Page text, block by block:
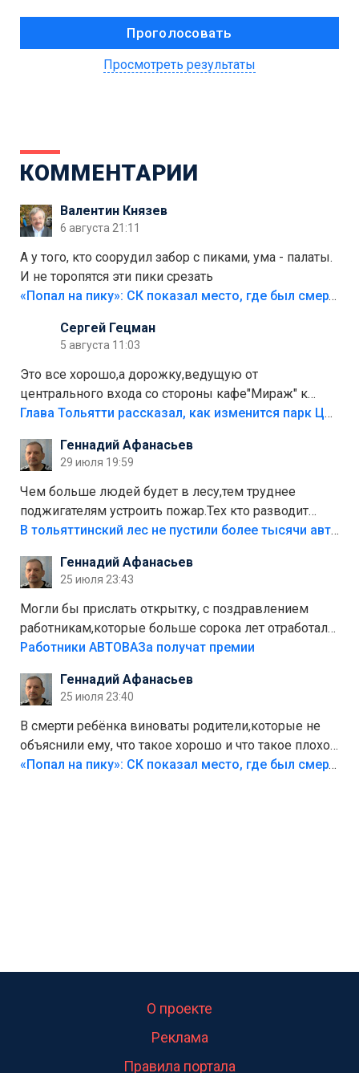
Просмотреть результаты
КОММЕНТАРИИ
Валентин Князев
6 августа 21:11
А у того, кто соорудил забор с пиками, ума - палаты.
И не торопятся эти пики срезать
«Попал на пику»: СК показал место, где был смертельно травмирован ребенок в Тольятти
Сергей Гецман
5 августа 11:03
Это все хорошо,а дорожку,ведущую от
центрального входа со стороны кафе"Мираж" к
аттракционам слабо доделать?А то бордюры
лежала в парке и испортилась.Да еще,видимо,часть
украли.
Глава Тольятти рассказал, как изменится парк Центрального района
Геннадий Афанасьев
29 июля 19:59
Чем больше людей будет в лесу,тем труднее
поджигателям устроить пожар.Тех кто разводит
костры,тех надо безбожно штрафовать.Камер полно
Штрафы мизерные.
В тольяттинский лес не пустили более тысячи автомобилей
Геннадий Афанасьев
25 июля 23:43
Могли бы прислать открытку, с поздравлением
работникам,которые больше сорока лет отработали
на предприятии.
Работники АВТОВАЗа получат премии
Геннадий Афанасьев
25 июля 23:40
В смерти ребёнка виноваты родители,которые не
объяснили ему, что такое хорошо и что такое плохо!
Лезть через такой забор,верх безумия,есть же
«Попал на пику»: СК показал место, где был смертельно травмирован ребенок в Тольятти
О проекте
Реклама
Правила портала